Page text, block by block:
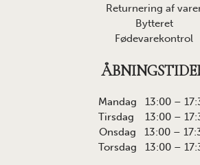
Returnering af
Bytteret
Fødevarekontrol
Mandag 13:00 –
Tirsdag 13:00 –
Onsdag 13:00 –
Torsdag 13:00 –